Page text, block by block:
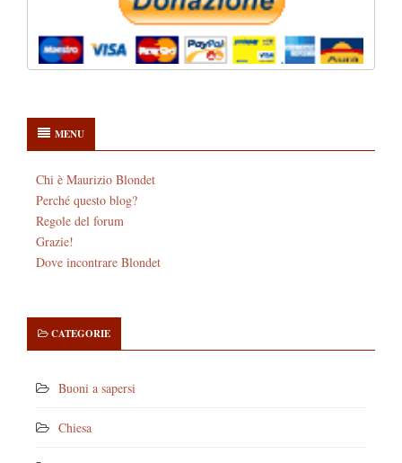
MENU
Chi è Maurizio Blondet
Perché questo blog?
Regole del forum
Grazie!
Dove incontrare Blondet
CATEGORIE
Buoni a sapersi
Chiesa